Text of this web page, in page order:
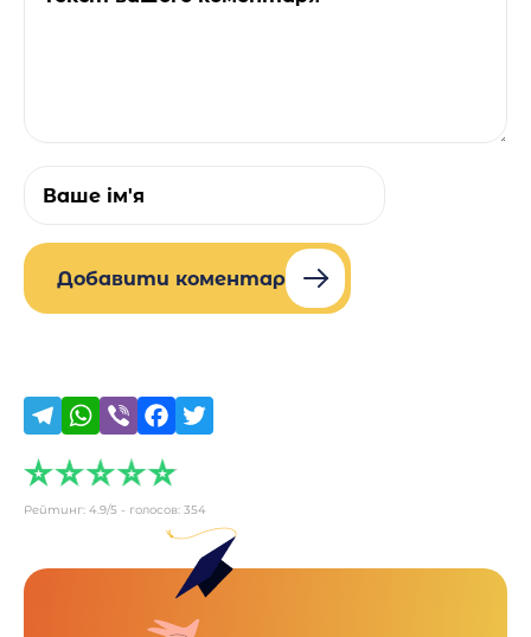
Добавити коментар
Рейтинг: 4.9/5 - голосов: 354